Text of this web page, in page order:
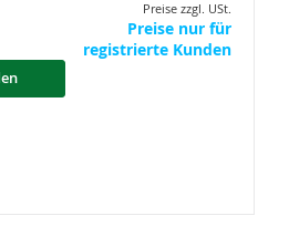
Preise zzgl. USt.
Preise nur für
registrierte Kunden